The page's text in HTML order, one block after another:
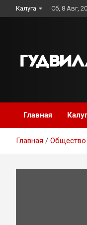
to
Калуга Сб, 8 Авг,
Главная
Главная Общество